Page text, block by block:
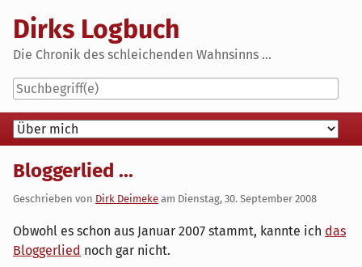
content
Dirks Logbuch
Die Chronik des schleichenden Wahnsinns ...
Navigation
Bloggerlied ...
Geschrieben von Dirk Deimeke am Dienstag, 30. September 2008
Obwohl es schon aus Januar 2007 stammt, kannte ich das
Bloggerlied noch gar nicht.